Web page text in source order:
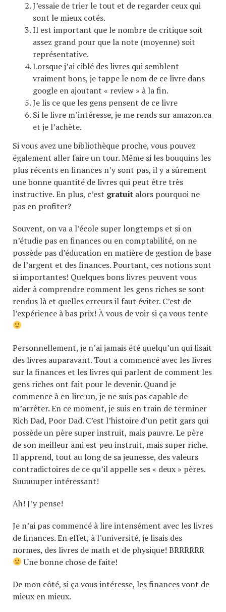
J’essaie de trier le tout et de regarder ceux qui
sont le mieux cotés.
Il est important que le nombre de critique soit
assez grand pour que la note (moyenne) soit
représentative.
Lorsque j’ai ciblé des livres qui semblent
vraiment bons, je tappe le nom de ce livre dans
google en ajoutant « review » à la fin.
Je lis ce que les gens pensent de ce livre
Si le livre m’intéresse, je me rends sur amazon.ca
et je l’achète.
Si vous avez une bibliothèque proche, vous pouvez
également aller faire un tour. Même si les bouquins les
plus récents en finances n’y sont pas, il y a sûrement
une bonne quantité de livres qui peut être très
instructive. En plus, c’est gratuit alors pourquoi ne
pas en profiter?
Souvent, on va a l’école super longtemps et si on
n’étudie pas en finances ou en comptabilité, on ne
possède pas d’éducation en matière de gestion de base
de l’argent et des finances. Pourtant, ces notions sont
si importantes! Quelques bons livres peuvent vous
aider à comprendre comment les gens riches se sont
rendus là et quelles erreurs il faut éviter. C’est de
l’expérience à bas prix! À vous de voir si ça vous tente
Personnellement, je n’ai jamais été quelqu’un qui lisait
des livres auparavant. Tout a commencé avec les livres
sur la finances et les livres qui parlent de comment les
gens riches ont fait pour le devenir. Quand je
commence à en lire un, je ne suis pas capable de
m’arrêter. En ce moment, je suis en train de terminer
Rich Dad, Poor Dad. C’est l’histoire d’un petit gars qui
possède un père super instruit, mais pauvre. Le père
de son meilleur ami est peu instruit, mais super riche.
Il apprend, tout au long de sa jeunesse, des valeurs
contradictoires de ce qu’il appelle ses « deux » pères.
Suuuuuper intéressant!
Ah! J’y pense!
Je n’ai pas commencé à lire intensément avec les livres
de finances. En effet, à l’université, je lisais des
normes, des livres de math et de physique! BRRRRRR
Une bonne chose de faite!
De mon côté, si ça vous intéresse, les finances vont de
mieux en mieux.